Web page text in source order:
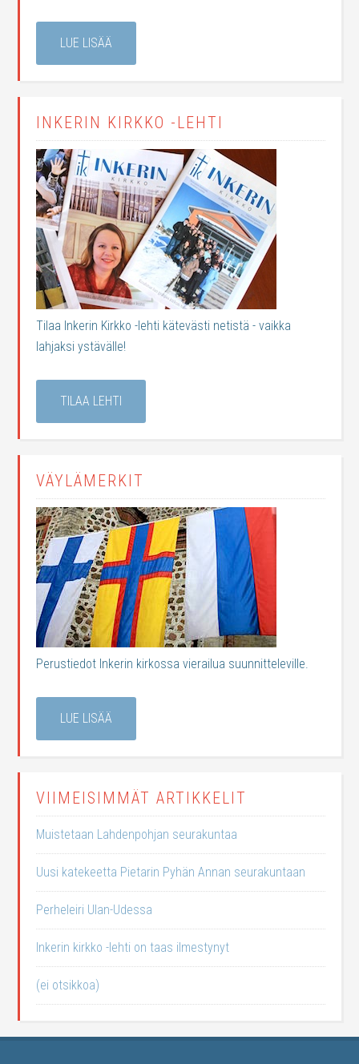
LUE LISÄÄ
INKERIN KIRKKO -LEHTI
Tilaa Inkerin Kirkko -lehti kätevästi netistä - vaikka
lahjaksi ystävälle!
TILAA LEHTI
VÄYLÄMERKIT
Perustiedot Inkerin kirkossa vierailua suunnitteleville.
LUE LISÄÄ
VIIMEISIMMÄT ARTIKKELIT
Muistetaan Lahdenpohjan seurakuntaa
Uusi katekeetta Pietarin Pyhän Annan seurakuntaan
Perheleiri Ulan-Udessa
Inkerin kirkko -lehti on taas ilmestynyt
(ei otsikkoa)